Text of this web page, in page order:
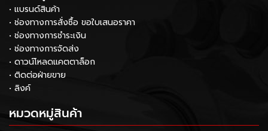
• แบรนด์สินค้า
• ช่องทางการสั่งซื้อ ขอใบเสนอราคา
• ช่องทางการชำระเงิน
• ช่องทางการจัดส่ง
• ดาวน์โหลดแคตตาล็อก
• ติดต่อฝ่ายขาย
• ลิงค์
หมวดหมู่สินค้า